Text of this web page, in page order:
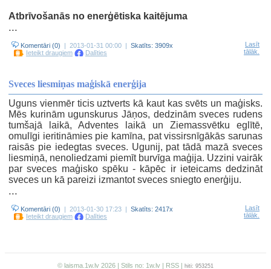
Atbrīvošanās no enerģētiska kaitējuma
...
Komentāri (0) | 2013-01-31 00:00 | Skatīts: 3909x
Ieteikt draugiem
Dalīties
Lasīt
tālāk.
Sveces liesmiņas maģiskā enerģija
Uguns vienmēr ticis uztverts kā kaut kas svēts un maģisks.
Mēs kurinām ugunskurus Jāņos, dedzinām sveces rudens
tumšajā laikā, Adventes laikā un Ziemassvētku eglītē,
omulīgi ieritināmies pie kamīna, pat vissirsnīgākās sarunas
raisās pie iedegtas sveces. Ugunij, pat tādā mazā sveces
liesmiņā, nenoliedzami piemīt burvīga maģija. Uzzini vairāk
par sveces maģisko spēku - kāpēc ir ieteicams dedzināt
sveces un kā pareizi izmantot sveces sniegto enerģiju.
...
Komentāri (0) | 2013-01-30 17:23 | Skatīts: 2417x
Ieteikt draugiem
Dalīties
Lasīt
tālāk.
© laisma.1w.lv 2026 | Stils no: 1w.lv | RSS | hiti: 953251